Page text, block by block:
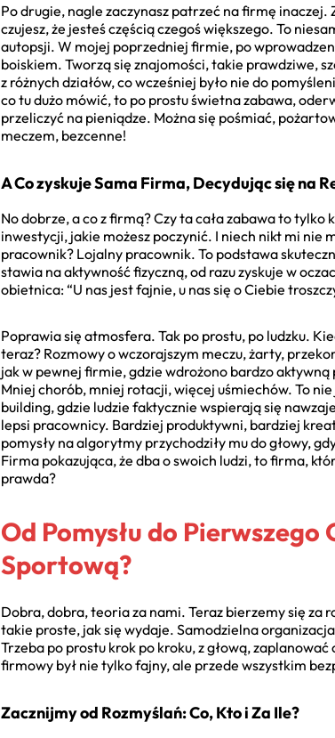
Po drugie, nagle zaczynasz patrzeć na firmę
czujesz, że jesteś częścią czegoś większego. To
autopsji. W mojej poprzedniej firmie, po
boiskiem. Tworzą się znajomości, takie prawdziwe,
z różnych działów, co wcześniej było nie do
co tu dużo mówić, to po prostu świetna zabawa,
przeliczyć na pieniądze. Można się pośmiać,
meczem, bezcenne!
A Co zyskuje Sama Firma, Decydując się na
No dobrze, a co z firmą? Czy ta cała zabawa to
inwestycji, jakie możesz poczynić. I niech nikt mi nie
pracownik? Lojalny pracownik. To podstawa
stawia na aktywność fizyczną, od razu zyskuje w
obietnica: “U nas jest fajnie, u nas się o Ciebie
Poprawia się atmosfera. Tak po prostu, po ludzku.
teraz? Rozmowy o wczorajszym meczu, żarty,
jak w pewnej firmie, gdzie wdrożono bardzo aktywną
Mniej chorób, mniej rotacji, więcej uśmiechów. To
building, gdzie ludzie faktycznie wspierają się
lepsi pracownicy. Bardziej produktywni, bardziej
pomysły na algorytmy przychodziły mu do głowy,
Firma pokazująca, że dba o swoich ludzi, to firma,
prawda?
Od Pomysłu do
Sportową?
Dobra, dobra, teoria za nami. Teraz bierzemy się za
takie proste, jak się wydaje. Samodzielna
Trzeba po prostu krok po kroku, z głową,
firmowy był nie tylko fajny, ale przede wszystkim
Zacznijmy od Rozmyślań: Co, Kto i Za Ile?